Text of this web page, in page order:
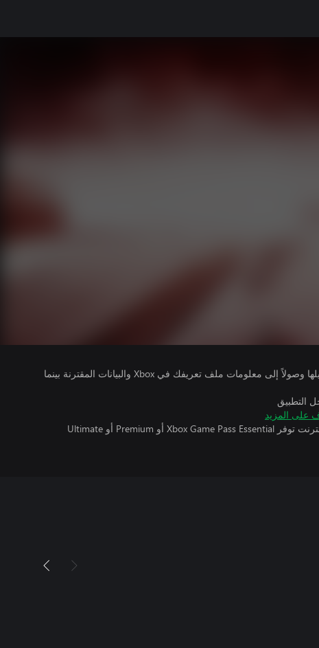
يتلقى ناشرو الألعاب التي تقوم بتشغيلها وصولاً إلى معلومات ملف تعريفك في Xbox والبيانات المقترنة بينما
التطبيق
على المزيد
تتطلب اللعبة متعددة اللاعبين عبر الإنترنت توفر Xbox Game Pass Essential أو Premium أو Ultimate